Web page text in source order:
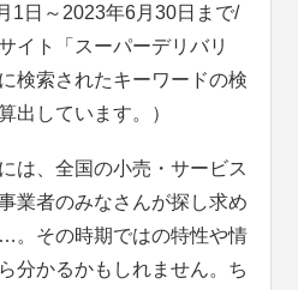
1日～2023年6月30日まで/
イト「スーパーデリバリ
検索されたキーワードの検
出しています。）
は、全国の小売・サービス
業者のみなさんが探し求め
。その時期ではの特性や情
分かるかもしれません。ち